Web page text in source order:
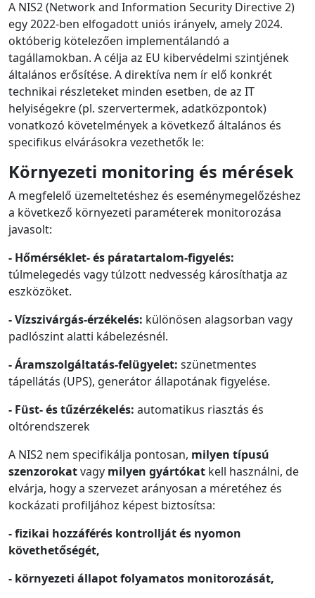
A NIS2 (Network and Information Security Directive 2)
egy 2022-ben elfogadott uniós irányelv, amely 2024.
októberig kötelezően implementálandó a
tagállamokban. A célja az EU kibervédelmi szintjének
általános erősítése. A direktíva nem ír elő konkrét
technikai részleteket minden esetben, de az IT
helyiségekre (pl. szervertermek, adatközpontok)
vonatkozó követelmények a következő általános és
specifikus elvárásokra vezethetők le:
Környezeti monitoring és mérések
A megfelelő üzemeltetéshez és eseménymegelőzéshez
a következő környezeti paraméterek monitorozása
javasolt:
- Hőmérséklet- és páratartalom-figyelés:
túlmelegedés vagy túlzott nedvesség károsíthatja az
eszközöket.
- Vízszivárgás-érzékelés: különösen alagsorban vagy
padlószint alatti kábelezésnél.
- Áramszolgáltatás-felügyelet: szünetmentes
tápellátás (UPS), generátor állapotának figyelése.
- Füst- és tűzérzékelés: automatikus riasztás és
oltórendszerek
A NIS2 nem specifikálja pontosan, milyen típusú
szenzorokatvagy milyen gyártókat kell használni, de
elvárja, hogy a szervezet arányosan a méretéhez és
kockázati profiljához képest biztosítsa:
- fizikai hozzáférés kontrollját és nyomon
követhetőségét,
- környezeti állapot folyamatos monitorozását,